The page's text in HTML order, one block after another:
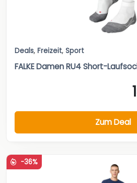
Deals, Freizeit, Sport
FALKE Damen RU4 Short-
Zum Deal
-36%